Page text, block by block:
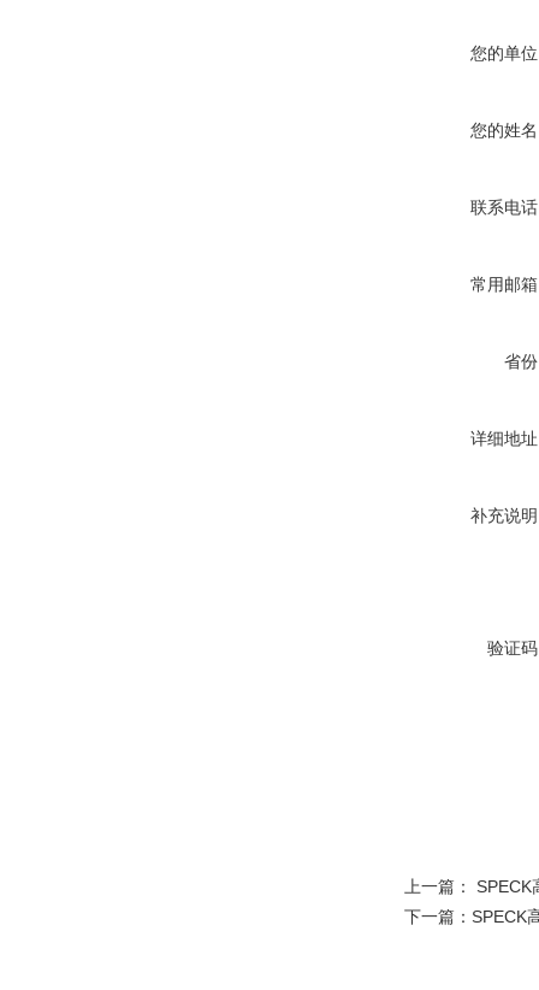
您的单
您的姓
联系电
常用邮
省
详细地
补充说
验证
上一篇： SPECK
下一篇： SPECK